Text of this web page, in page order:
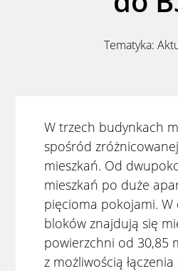
Tematyka:
W trzech budynkach
spośród
mieszkań. Od
mieszkań po duże
pięcioma pokojami.
bloków znajdują się
powierzchni od 30,85
z możliwością